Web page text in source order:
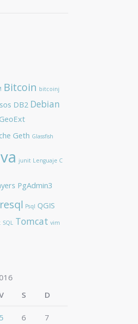
Bitcoin bitcoinj
DB2 Debian
GeoExt
Geth Glassfish
junit Lenguaje C
PgAdmin3
Psql QGIS
SQL Tomcat vim
S D
5 6 7